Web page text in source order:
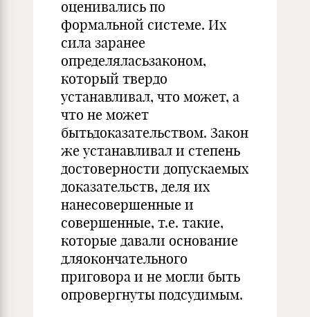
оценивались по
формальной системе. Их
сила заранее
определяласьзаконом,
который твердо
устанавливал, что может, а
что не может
бытьдоказательством. Закон
же устанавливал и степень
достоверности допускаемых
доказательств, деля их
нанесовершенные и
совершенные, т.е. такие,
которые давали основание
дляокончательного
приговора и не могли быть
опровергнуты подсудимым.